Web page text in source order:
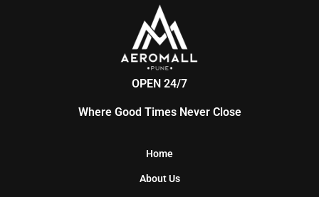
OPEN 24/7
Where Good Times Never Close
Home
About Us